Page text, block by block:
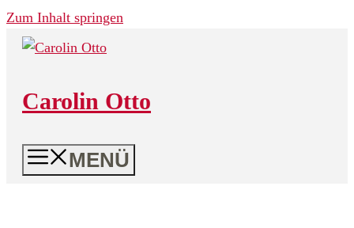
Zum Inhalt springen
Carolin Otto
MENÜ